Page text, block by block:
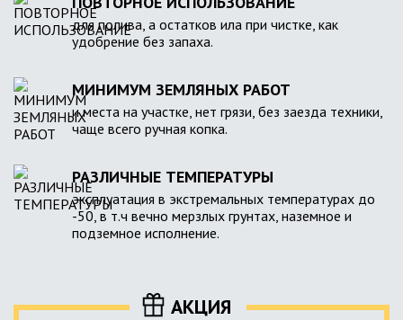
для полива, а остатков ила при чистке, как
удобрение без запаха.
МИНИМУМ ЗЕМЛЯНЫХ РАБОТ
и места на участке, нет грязи, без заезда техники,
чаще всего ручная копка.
РАЗЛИЧНЫЕ ТЕМПЕРАТУРЫ
эксплуатация в экстремальных температурах до
-50, в т.ч вечно мерзлых грунтах, наземное и
подземное исполнение.
АКЦИЯ